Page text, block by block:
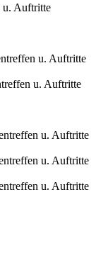
u. Auftritte
u. Auftritte
u. Auftritte
u. Auftritte
u. Auftritte
u. Auftritte